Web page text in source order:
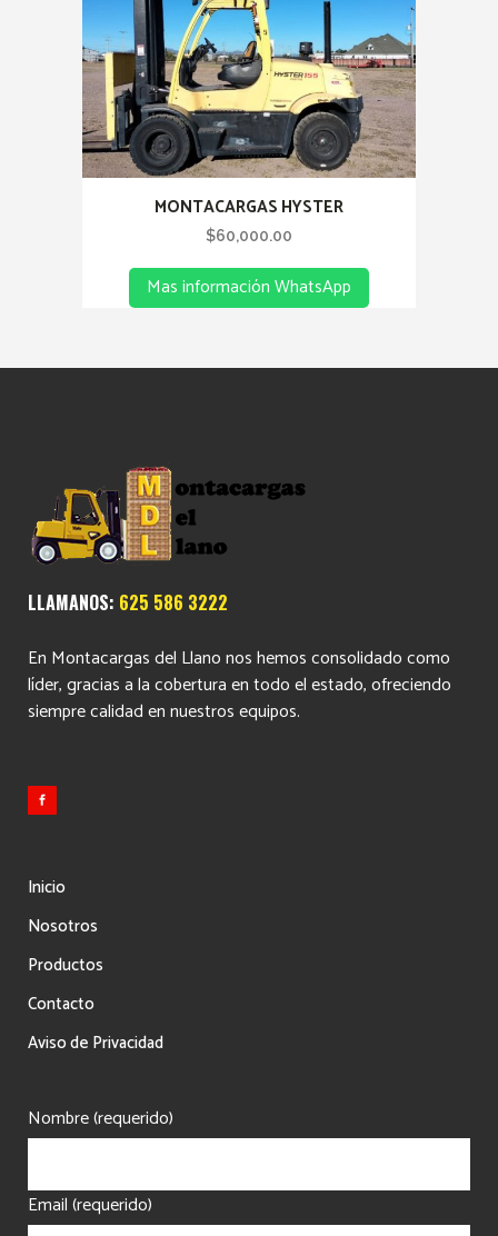
MONTACARGAS HYSTER
$60,000.00
Mas información WhatsApp
LLAMANOS: 625 586 3222
En Montacargas del Llano nos hemos consolidado como
líder, gracias a la cobertura en todo el estado, ofreciendo
siempre calidad en nuestros equipos.
Inicio
Nosotros
Productos
Contacto
Aviso de Privacidad
Nombre (requerido)
Email (requerido)